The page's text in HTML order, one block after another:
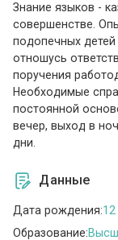
Знание языков -
совершенстве.
подопечных
отношусь
поручения
Необходимые
постоянной
вечер, выход в
дни.
Данные
Дата рождения:12
Образование: